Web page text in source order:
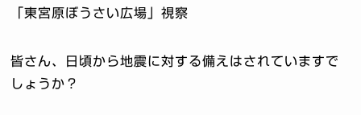
「東宮原ぼうさい広場」視察
皆さん、日頃から地震に対する備えはされていますで
しょうか？